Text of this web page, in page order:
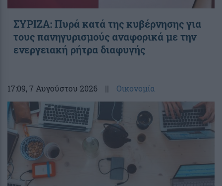
ΣΥΡΙΖΑ: Πυρά κατά της κυβέρνησης για
τους πανηγυρισμούς αναφορικά με την
ενεργειακή ρήτρα διαφυγής
17:09, 7 Αυγούστου 2026 || Οικονομία